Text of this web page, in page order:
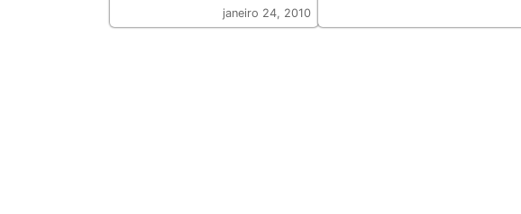
janeiro 24, 2010